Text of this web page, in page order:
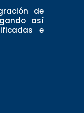
de
así
e